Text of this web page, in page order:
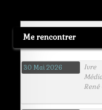
Me rencontrer
30 Mai 2026
René